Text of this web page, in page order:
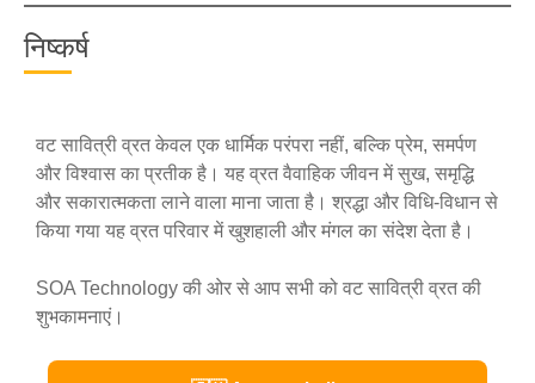
निष्कर्ष
वट सावित्री व्रत केवल एक धार्मिक परंपरा नहीं, बल्कि प्रेम, समर्पण
और विश्वास का प्रतीक है। यह व्रत वैवाहिक जीवन में सुख, समृद्धि
और सकारात्मकता लाने वाला माना जाता है। श्रद्धा और विधि-विधान से
किया गया यह व्रत परिवार में खुशहाली और मंगल का संदेश देता है।
SOA Technology की ओर से आप सभी को वट सावित्री व्रत की
शुभकामनाएं।